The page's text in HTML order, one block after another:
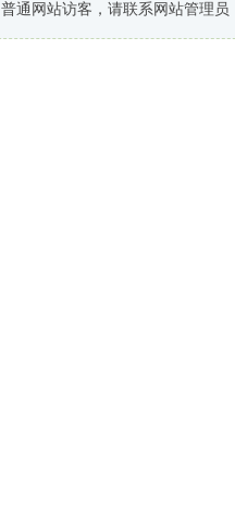
普通网站访客，请联系网站管理员